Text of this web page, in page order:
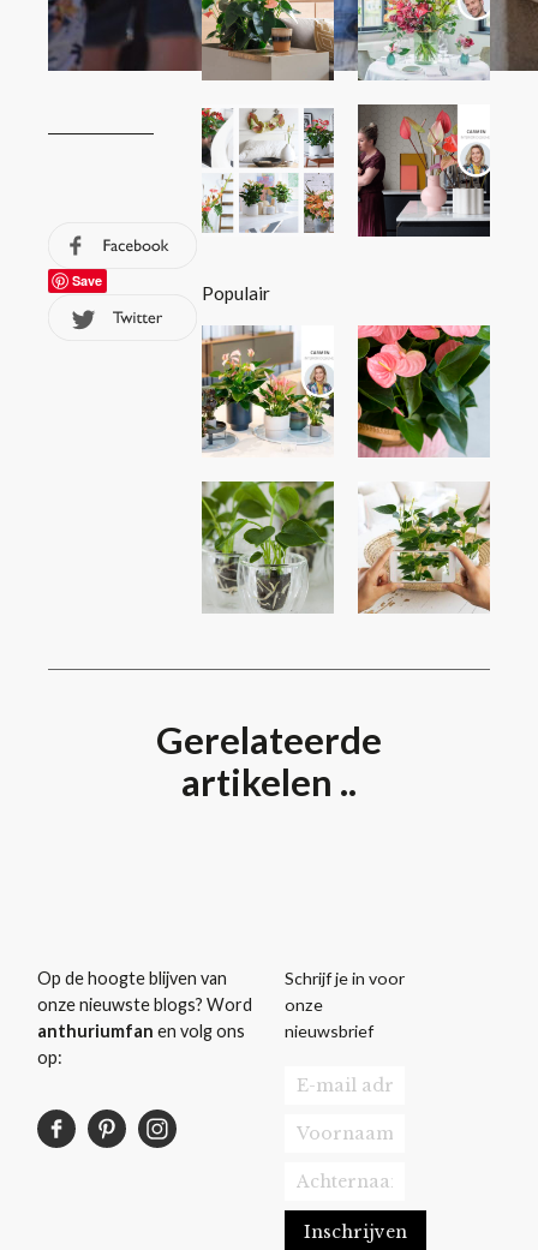
Save
Populair
Gerelateerde
artikelen ..
Op de hoogte blijven van
onze nieuwste blogs? Word
anthuriumfan en volg ons
op:
Schrijf je in voor
onze
nieuwsbrief